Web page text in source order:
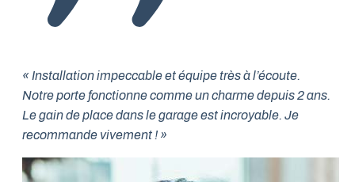
« Installation impeccable et équipe très à l’écoute.
Notre porte fonctionne comme un charme depuis 2 ans.
Le gain de place dans le garage est incroyable. Je
recommande vivement ! »